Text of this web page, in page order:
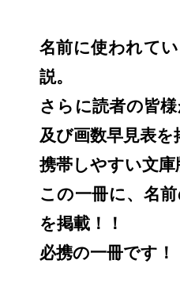
名前に使われて
説。
さらに読者の皆
及び画数早見表を
携帯しやすい文庫
この一冊に、名
を掲載！！
必携の一冊です！